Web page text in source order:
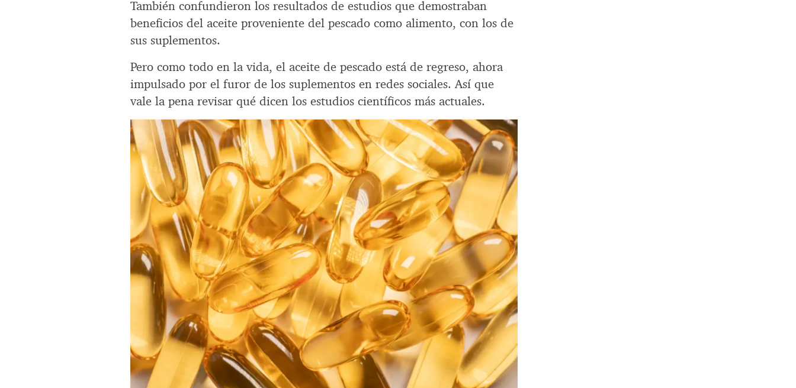
También confundieron los resultados de estudios que demostraban
beneficios del aceite proveniente del pescado como alimento, con los de
sus suplementos.
Pero como todo en la vida, el aceite de pescado está de regreso, ahora
impulsado por el furor de los suplementos en redes sociales. Así que
vale la pena revisar qué dicen los estudios científicos más actuales.